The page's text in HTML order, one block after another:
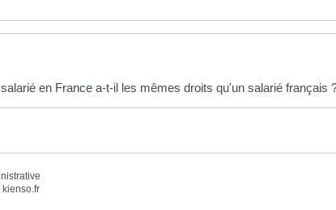
en France a-t-il les mêmes droits qu'un salarié français
kienso.fr